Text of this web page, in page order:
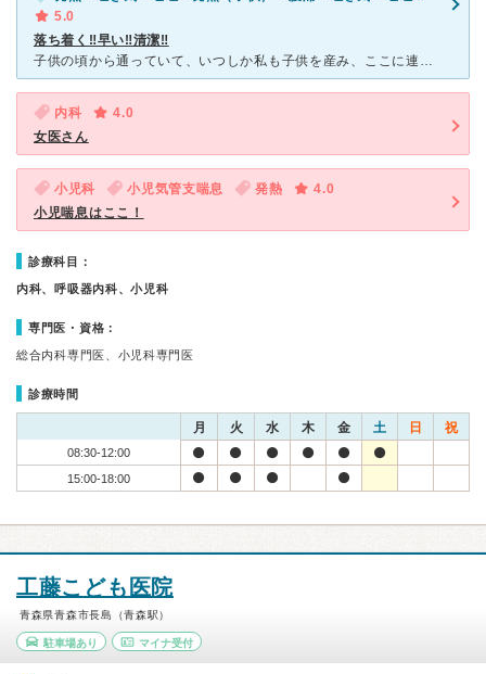
5.0
落ち着く‼︎早い‼︎清潔‼︎
子供の頃から通っていて、いつしか私も子供を産み、ここに連れてきてます。 初めは、おじいちゃん先生に、適当くさいなぁ大丈夫かな！？と思い、心配でしたが、子供の体に異変が現れ育成会に来た所、いつもと表情
内科
4.0
女医さん
小児科 小児気管支喘息 発熱
4.0
小児喘息はここ！
診療科目：
内科、呼吸器内科、小児科
専門医・資格：
総合内科専門医、小児科専門医
診療時間
月 火 水 木 金 土 日 祝
08:30-12:00
15:00-18:00
工藤こども医院
青森県青森市長島（青森駅）
駐車場あり マイナ受付